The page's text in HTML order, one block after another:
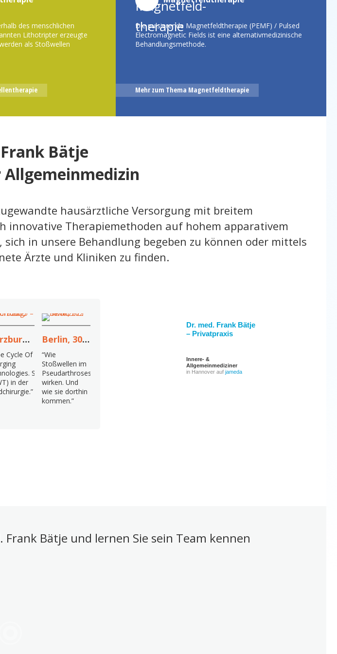
des menschlichen
Lithotripter erzeugte
als Stoßwellen
Videos
Die pulsierende Magnetfeldtherapie (PEMF) / Pulsed
Electromagnetic Fields ist eine alternativmedizinische
Behandlungsmethode.
Mehr zum Thema Magnetfeldtherapie
Orthopädische / unfallchirurgische
Magnetfeldtherapie
Internistische Magnetfeldtherapie
Fotogalerie
Workshops
Bätje
hausärztliche Versorgung mit breitem
innovative Therapiemethoden auf hohem apparativem
in unsere Behandlung begeben zu können oder mittels
Ärzte und Kliniken zu finden.
Würzburg, 17.10.2025 – DGH 2025
Cycle Of
Stoßwellentherapie
in der
Berlin, 30.10.2025 DKOU 202
“Wie
Stoßwellen im
Pseudarthrosespalt
wirken. Und
wie sie dorthin
kommen.”
Dr. med. Frank Bätje
– Privatpraxis
Innere- &
Allgemeinmediziner
in Hannover aufjameda
Bätje und lernen Sie sein Team kennen